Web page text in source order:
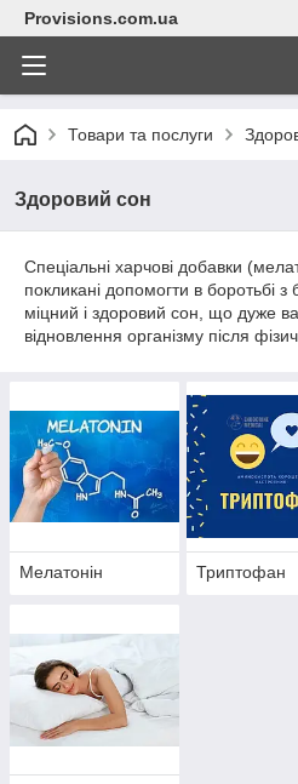
Provisions.com.ua
Товари та послуги
Здоровий сон
Спеціальні харчові добавки
покликані допомогти в боротьбі з
міцний і здоровий сон, що дуже
відновлення організму після
Мелатонін Триптофан